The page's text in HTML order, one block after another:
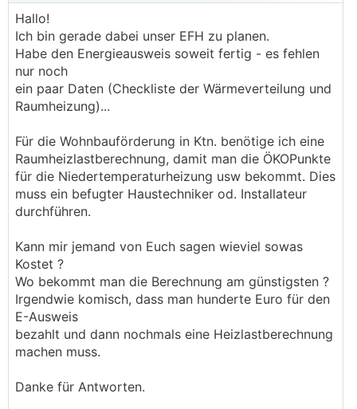
Hallo!
Ich bin gerade dabei unser EFH zu planen.
Habe den Energieausweis soweit fertig - es fehlen
nur noch
ein paar Daten (Checkliste der Wärmeverteilung und
Raumheizung)...
Für die Wohnbauförderung in Ktn. benötige ich eine
Raumheizlastberechnung, damit man die ÖKOPunkte
für die Niedertemperaturheizung usw bekommt. Dies
muss ein befugter Haustechniker od. Installateur
durchführen.
Kann mir jemand von Euch sagen wieviel sowas
Kostet ?
Wo bekommt man die Berechnung am günstigsten ?
Irgendwie komisch, dass man hunderte Euro für den
E-Ausweis
bezahlt und dann nochmals eine Heizlastberechnung
machen muss.
Danke für Antworten.